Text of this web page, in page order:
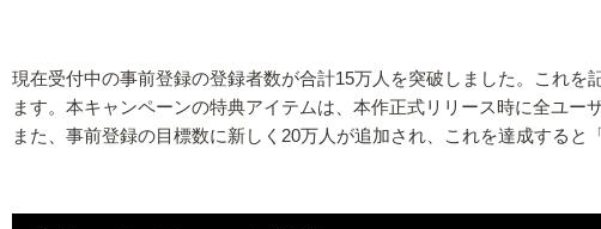
現在受付中の事前登録の登録者数が合計15万人を突破しました。これ
ます。本キャンペーンの特典アイテムは、本作正式リリース時に全ユー
また、事前登録の目標数に新しく20万人が追加され、これを達成する